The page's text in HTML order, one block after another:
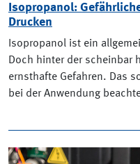
Isopropanol:
Drucken
Isopropanol ist ein
Doch hinter der scheinbar
ernsthafte Gefahren. Das
bei der Anwendung